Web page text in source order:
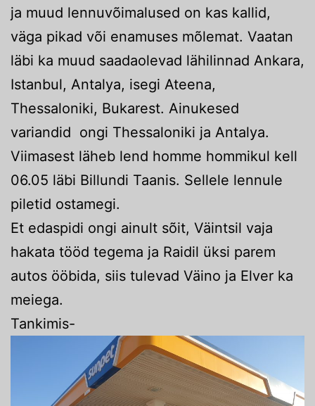
ja muud lennuvõimalused on kas kallid,
väga pikad või enamuses mõlemat. Vaatan
läbi ka muud saadaolevad lähilinnad Ankara,
Istanbul, Antalya, isegi Ateena,
Thessaloniki, Bukarest. Ainukesed
variandid ongi Thessaloniki ja Antalya.
Viimasest läheb lend homme hommikul kell
06.05 läbi Billundi Taanis. Sellele lennule
piletid ostamegi.
Et edaspidi ongi ainult sõit, Väintsil vaja
hakata tööd tegema ja Raidil üksi parem
autos ööbida, siis tulevad Väino ja Elver ka
meiega.
Tankimis-